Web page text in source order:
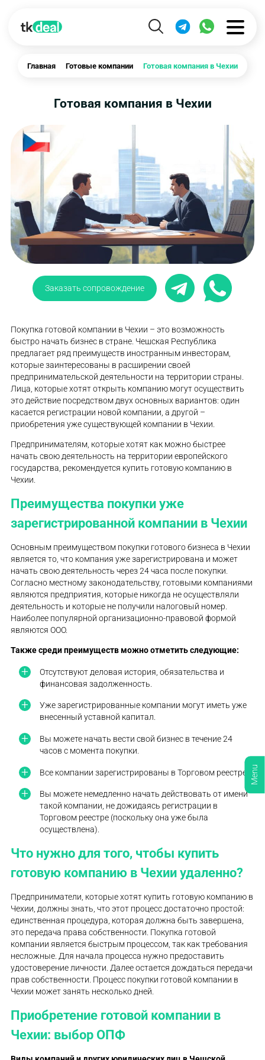
Главная Готовые компании Готовая компания в Чехии
Готовая компания в Чехии
Заказать сопровождение
Покупка готовой компании в Чехии – это возможность
быстро начать бизнес в стране. Чешская Республика
предлагает ряд преимуществ иностранным инвесторам,
которые заинтересованы в расширении своей
предпринимательской деятельности на территории страны.
Лица, которые хотят открыть компанию могут осуществить
это действие посредством двух основных вариантов: один
касается регистрации новой компании, а другой –
приобретения уже существующей компании в Чехии.
Предпринимателям, которые хотят как можно быстрее
начать свою деятельность на территории европейского
государства, рекомендуется купить готовую компанию в
Чехии.
Преимущества покупки уже
зарегистрированной компании в Чехии
Основным преимуществом покупки готового бизнеса в Чехии
является то, что компания уже зарегистрирована и может
начать свою деятельность через 24 часа после покупки.
Согласно местному законодательству, готовыми компаниями
являются предприятия, которые никогда не осуществляли
деятельность и которые не получили налоговый номер.
Наиболее популярной организационно-правовой формой
являются ООО.
Также среди преимуществ можно отметить следующие:
Отсутствуют деловая история, обязательства и
финансовая задолженность.
Уже зарегистрированные компании могут иметь уже
внесенный уставной капитал.
Вы можете начать вести свой бизнес в течение 24
часов с момента покупки.
Все компании зарегистрированы в Торговом реестре.
Вы можете немедленно начать действовать от имени
такой компании, не дожидаясь регистрации в
Торговом реестре (поскольку она уже была
осуществлена).
Что нужно для того, чтобы купить
готовую компанию в Чехии удаленно?
Предприниматели, которые хотят купить готовую компанию в
Чехии, должны знать, что этот процесс достаточно простой:
единственная процедура, которая должна быть завершена,
это передача права собственности. Покупка готовой
компании является быстрым процессом, так как требования
несложные. Для начала процесса нужно предоставить
удостоверение личности. Далее остается дождаться передачи
прав собственности. Процесс покупки готовой компании в
Чехии может занять несколько дней.
Приобретение готовой компании в
Чехии: выбор ОПФ
Menu